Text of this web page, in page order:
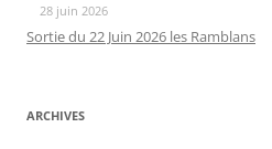
28 juin 2026
Sortie du 22 Juin 2026 les Ramblans
ARCHIVES